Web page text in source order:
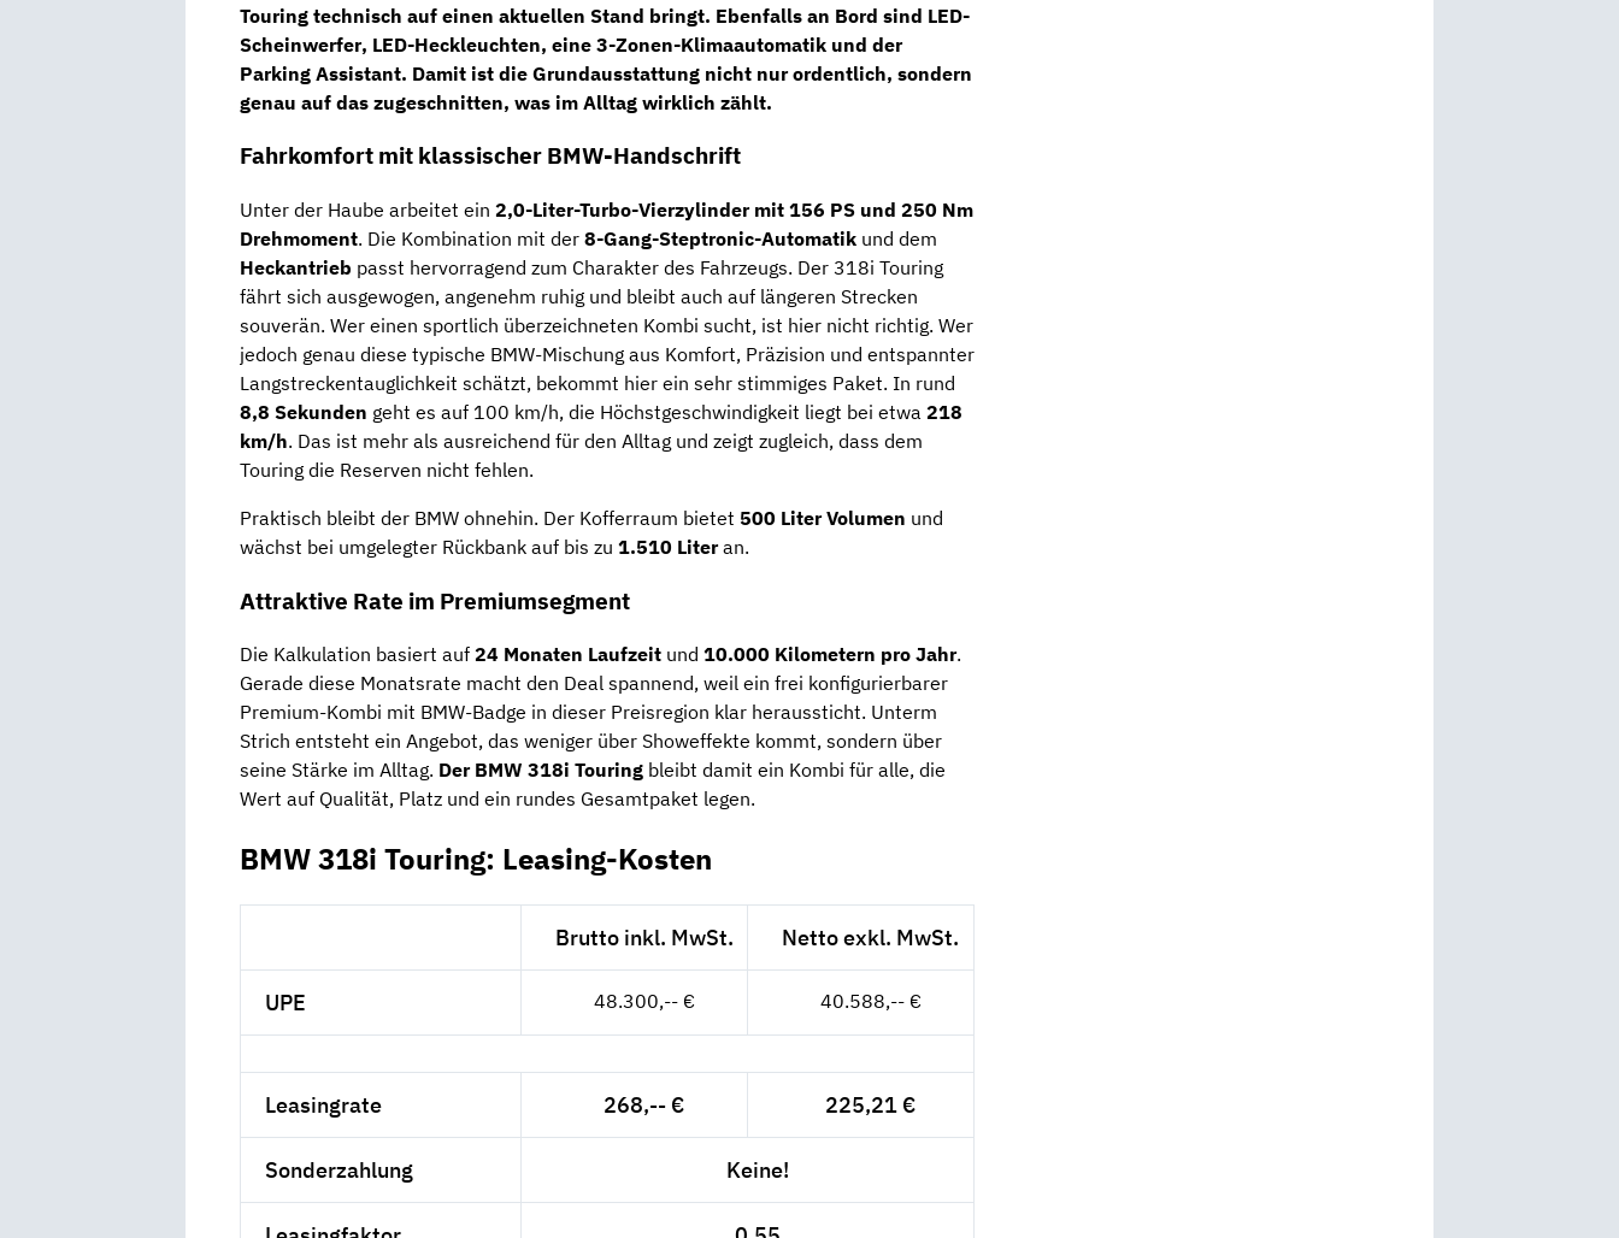
Touring technisch auf einen aktuellen Stand bringt. Ebenfalls an Bord sind LED-
Scheinwerfer, LED-Heckleuchten, eine 3-Zonen-Klimaautomatik und der
Parking Assistant. Damit ist die Grundausstattung nicht nur ordentlich, sondern
genau auf das zugeschnitten, was im Alltag wirklich zählt.
Fahrkomfort mit klassischer BMW-Handschrift
Unter der Haube arbeitet ein 2,0-Liter-Turbo-Vierzylinder mit 156 PS und 250 Nm
Drehmoment. Die Kombination mit der 8-Gang-Steptronic-Automatik und dem
Heckantrieb passt hervorragend zum Charakter des Fahrzeugs. Der 318i Touring
fährt sich ausgewogen, angenehm ruhig und bleibt auch auf längeren Strecken
souverän. Wer einen sportlich überzeichneten Kombi sucht, ist hier nicht richtig. Wer
jedoch genau diese typische BMW-Mischung aus Komfort, Präzision und entspannter
Langstreckentauglichkeit schätzt, bekommt hier ein sehr stimmiges Paket. In rund
8,8 Sekunden geht es auf 100 km/h, die Höchstgeschwindigkeit liegt bei etwa 218
km/h. Das ist mehr als ausreichend für den Alltag und zeigt zugleich, dass dem
Touring die Reserven nicht fehlen.
Praktisch bleibt der BMW ohnehin. Der Kofferraum bietet 500 Liter Volumen und
wächst bei umgelegter Rückbank auf bis zu 1.510 Literan.
Attraktive Rate im Premiumsegment
Die Kalkulation basiert auf 24 Monaten Laufzeit und 10.000 Kilometern pro Jahr.
Gerade diese Monatsrate macht den Deal spannend, weil ein frei konfigurierbarer
Premium-Kombi mit BMW-Badge in dieser Preisregion klar heraussticht. Unterm
Strich entsteht ein Angebot, das weniger über Showeffekte kommt, sondern über
seine Stärke im Alltag. Der BMW 318i Touring bleibt damit ein Kombi für alle, die
Wert auf Qualität, Platz und ein rundes Gesamtpaket legen.
BMW 318i Touring: Leasing-Kosten
Brutto inkl. MwSt. Netto exkl. MwSt.
UPE 48.300,-- € 40.588,-- €
Leasingrate 268,-- € 225,21 €
Sonderzahlung Keine!